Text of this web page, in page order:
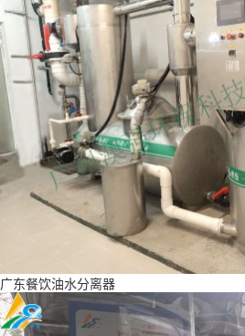
广东餐饮油水分离器